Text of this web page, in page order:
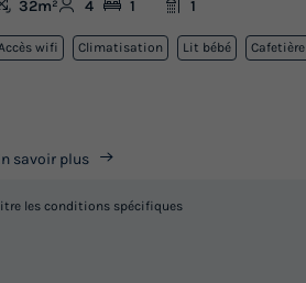
32m² 4 1 1
wifi Climatisation Lit bébé Cafetière
savoir plus
les conditions spécifiques